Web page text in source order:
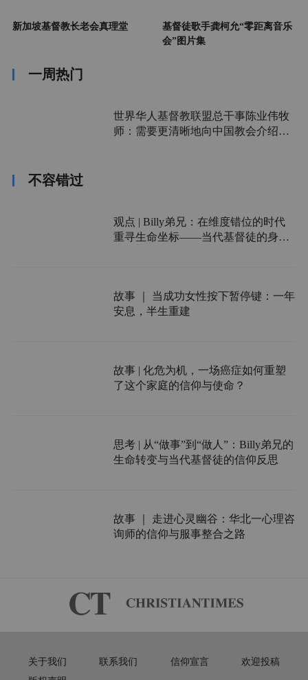
新加坡基督教长老会真理堂
基督徒歌手龚柯允“零距离音乐
会”图片集
一周热门
世界华人基督教联盟总干事陈业伟牧
师：需要更清晰地向中国教会介绍福
不容错过
观点 | Billy弟兄：在维度错位的时代
重寻生命坐标——当代基督徒的身份
故事 ｜ 当成功女性按下暂停键：一年
安息，半生重建
故事 | 化危为机，一场癌症如何重塑
了这个家庭的信仰与使命？
思考 | 从“做事”到“做人”：Billy弟兄的
生命转变与当代基督徒的信仰反思
故事 ｜ 走进心灵幽谷：华北一心理咨
询师的信仰与服事整合之路
关于我们 联系我们 信仰宣言
欢迎投稿